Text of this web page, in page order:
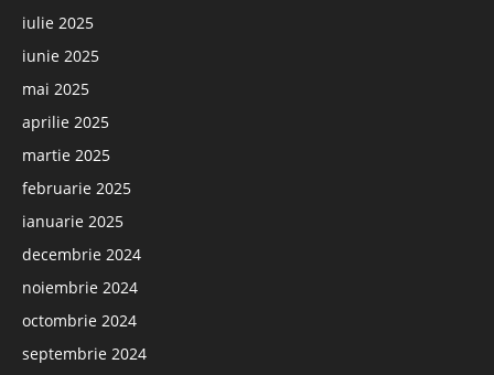
iulie 2025
iunie 2025
mai 2025
aprilie 2025
martie 2025
februarie 2025
ianuarie 2025
decembrie 2024
noiembrie 2024
octombrie 2024
septembrie 2024